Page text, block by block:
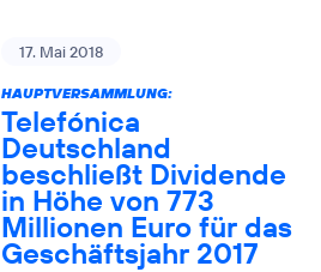
17. Mai 2018
HAUPTVERSAMMLUNG:
Telefónica
Deutschland
beschließt Dividende
in Höhe von 773
Millionen Euro für das
Geschäftsjahr 2017